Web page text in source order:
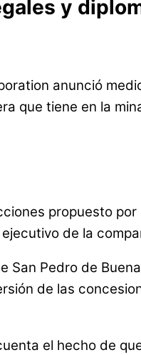
y
anunció
que tiene en la
propuesto
de la
San Pedro de
de las
el hecho de